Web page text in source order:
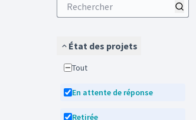
État des projets
Tout
En attente de réponse
Retirée